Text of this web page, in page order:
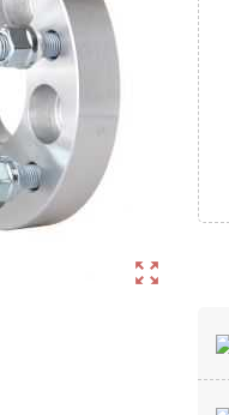
zoom_out_map